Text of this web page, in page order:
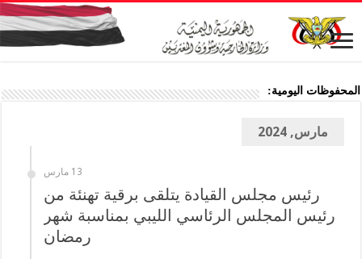
المحفوظات اليومية:
مارس, 2024
13 مارس
رئيس مجلس القيادة يتلقى برقية تهنئة من
رئيس المجلس الرئاسي الليبي بمناسبة شهر
رمضان